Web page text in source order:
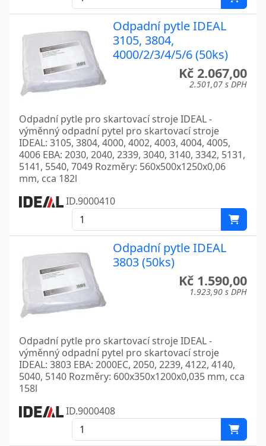
Odpadní pytle IDEAL
3105, 3804,
4000/2/3/4/5/6 (50ks)
Kč 2.067,00
2.501,07 s DPH
Odpadní pytle pro skartovací stroje IDEAL -
výměnný odpadní pytel pro skartovací stroje
IDEAL: 3105, 3804, 4000, 4002, 4003, 4004, 4005,
4006 EBA: 2030, 2040, 2339, 3040, 3140, 3342, 5131,
5141, 5540, 7049 Rozměry: 560x500x1250x0,06
mm, cca 182l
ID.9000410
Odpadní pytle IDEAL
3803 (50ks)
Kč 1.590,00
1.923,90 s DPH
Odpadní pytle pro skartovací stroje IDEAL -
výměnný odpadní pytel pro skartovací stroje
IDEAL: 3803 EBA: 2000EC, 2050, 2239, 4122, 4140,
5040, 5140 Rozměry: 600x350x1200x0,035 mm, cca
158l
ID.9000408